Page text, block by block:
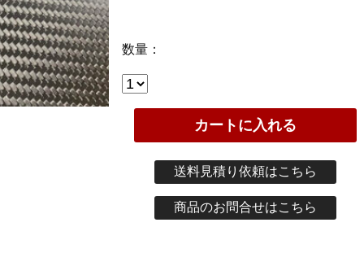
数量：